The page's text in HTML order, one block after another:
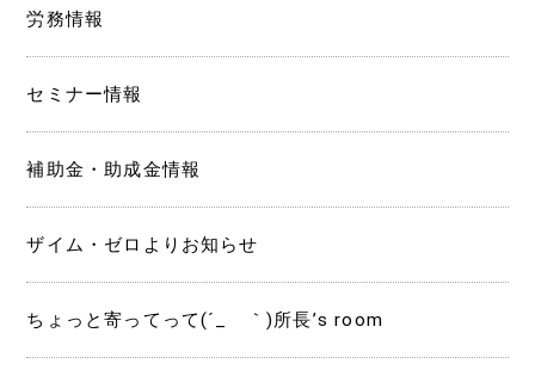
労務情報
セミナー情報
補助金・助成金情報
ザイム・ゼロよりお知らせ
ちょっと寄ってって(´_ゝ｀)所長’s room